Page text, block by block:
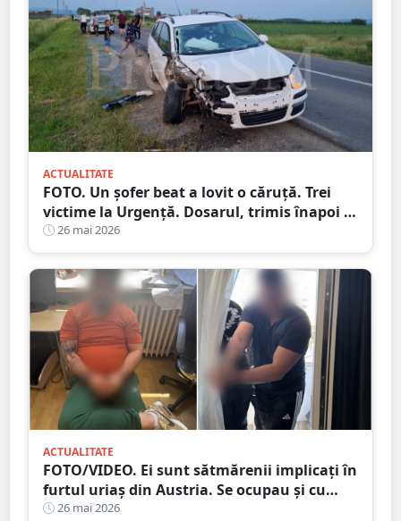
ACTUALITATE
FOTO. Un șofer beat a lovit o căruță. Trei
victime la Urgență. Dosarul, trimis înapoi la
Parchet
26 mai 2026
ACTUALITATE
FOTO/VIDEO. Ei sunt sătmărenii implicați în
furtul uriaș din Austria. Se ocupau și cu
trafic de droguri, spun procurorii
26 mai 2026